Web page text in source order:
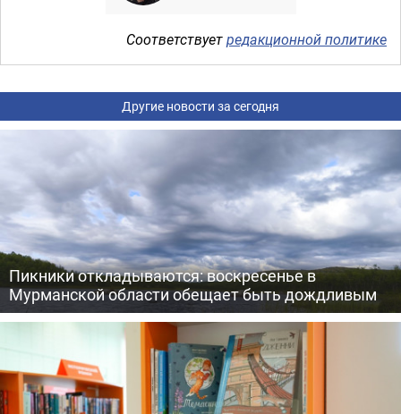
Соответствуетредакционной политике
Другие новости за сегодня
Пикники откладываются: воскресенье в
Мурманской области обещает быть дождливым